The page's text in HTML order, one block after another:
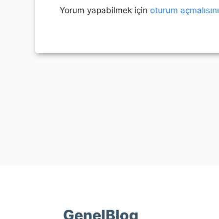
Yorum yapabilmek için oturum
GenelBlog